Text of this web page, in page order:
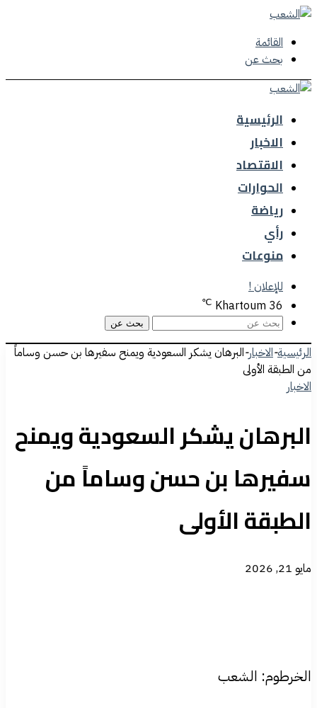
القائمة
بحث عن
الرئيسية
الاخبار
الاقتصاد
الحوارات
رياضة
رأي
منوعات
للإعلان !
Khartoum 36
℃
بحث عن
الرئيسية-الاخبار-البرهان يشكر السعودية ويمنح سفيرها بن حسن وساماً
من الطبقة الأولى
الاخبار
البرهان يشكر السعودية ويمنح
سفيرها بن حسن وساماً من
الطبقة الأولى
مايو 21, 2026
​الخرطوم: الشعب